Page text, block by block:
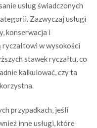
usług świadczonych
Zazwyczaj usługi
konserwacja i
w wysokości
stawek ryczałtu, co
kalkulować, czy ta
przypadkach, jeśli
inne usługi, które